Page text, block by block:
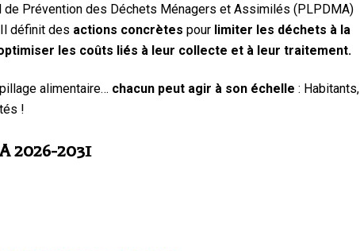
Prévention des Déchets Ménagers et Assimilés (PLPDMA)
définit des actions concrètes pour limiter les déchets à la
les coûts liés à leur collecte et à leur traitement.
alimentaire… chacun peut agir à son échelle : Habitants,
!
2026-2031